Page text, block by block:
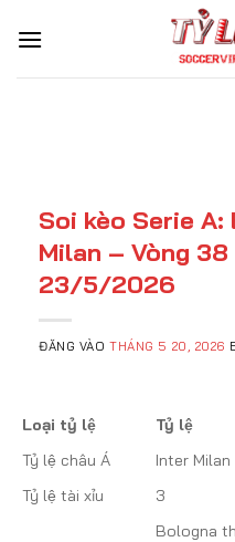
qua
Soi kèo Serie
Milan – Vòng
23/5/2026
ĐĂNG VÀOTHÁNG 5 20, 2026
Loại tỷ lệ Tỷ lệ
Tỷ lệ châu Á
Inter
Tỷ lệ tài xỉu
3
Bologna